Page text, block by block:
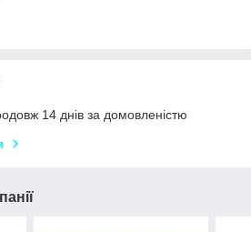
14 днів за домовленістю